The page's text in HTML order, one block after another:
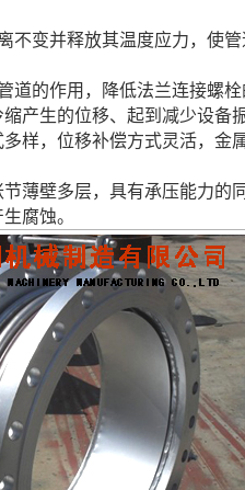
变并释放其温度应力，使管
的作用，降低法兰连接螺栓
产生的位移、起到减少设备
样，位移补偿方式灵活，金
薄壁多层，具有承压能力的
腐蚀。